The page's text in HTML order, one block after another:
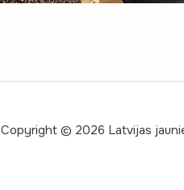
Copyright © 2026 Latvijas